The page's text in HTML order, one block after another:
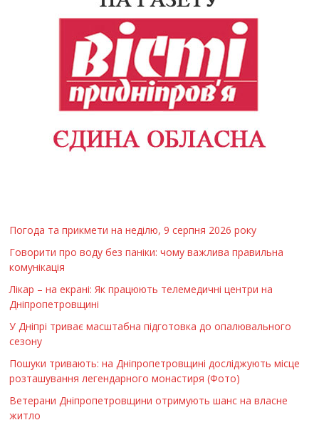
Погода та прикмети на неділю, 9 серпня 2026 року
Говорити про воду без паніки: чому важлива правильна
комунікація
Лікар – на екрані: Як працюють телемедичні центри на
Дніпропетровщині
У Дніпрі триває масштабна підготовка до опалювального
сезону
Пошуки тривають: на Дніпропетровщині досліджують місце
розташування легендарного монастиря (Фото)
Ветерани Дніпропетровщини отримують шанс на власне
житло